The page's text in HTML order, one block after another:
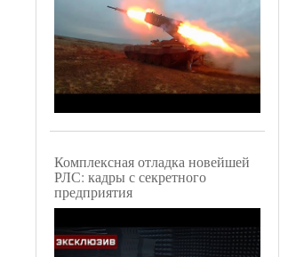
Комплексная отладка новейшей
РЛС: кадры с секретного
предприятия